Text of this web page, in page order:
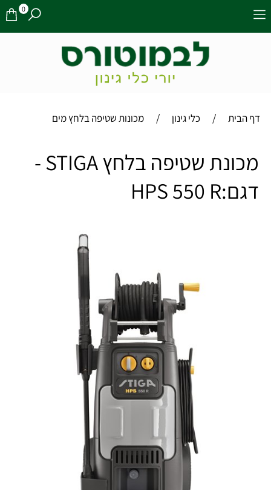
0
דף הבית / כלי גינון / מכונות שטיפה בלחץ מים
מכונת שטיפה בלחץ STIGA -
דגם:HPS 550 R